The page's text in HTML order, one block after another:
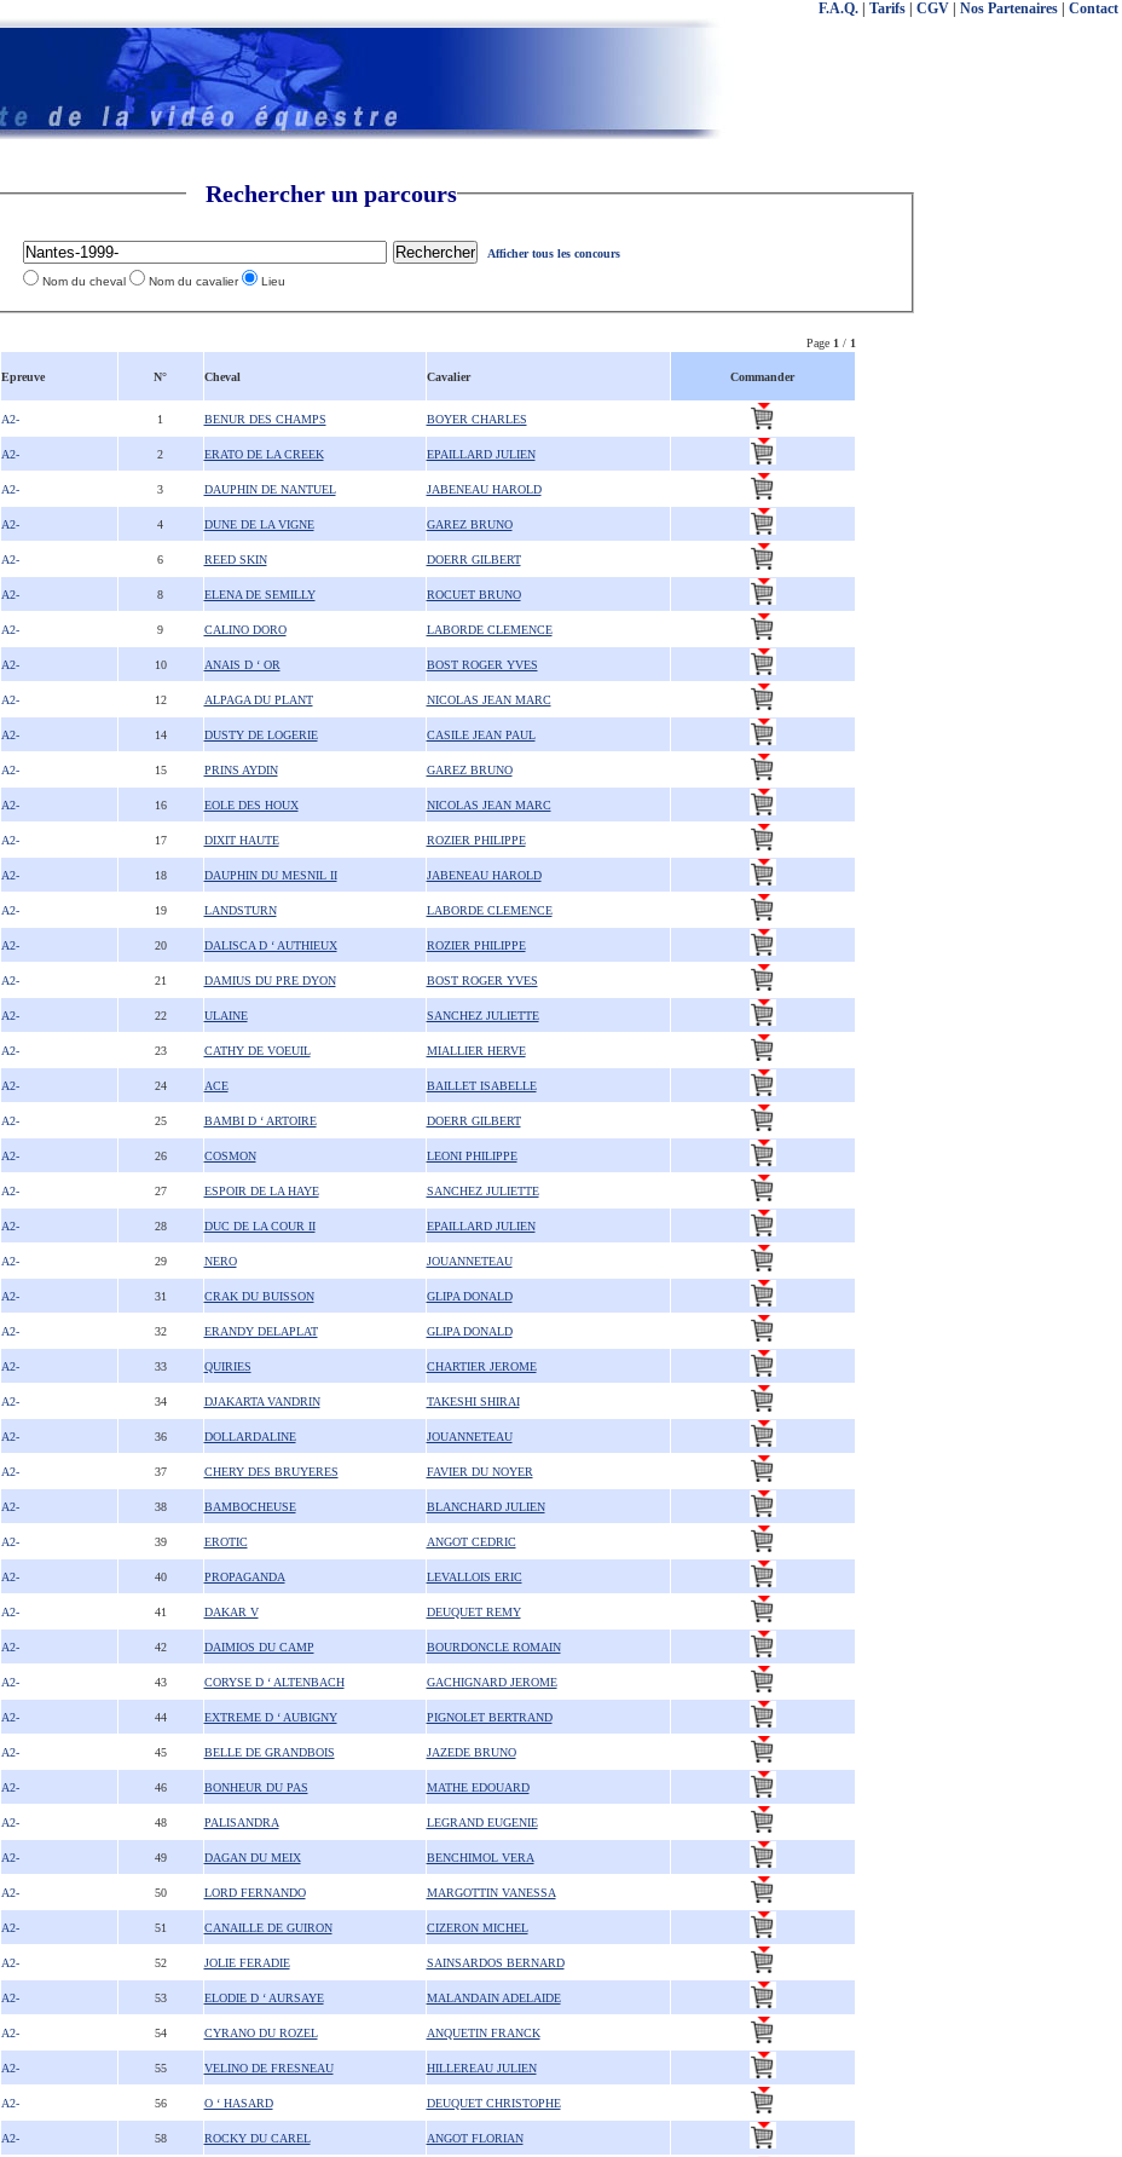
F.A.Q. Tarifs CGV Nos Partenaires Contact
Rechercher un parcours
Afficher tous les concours
Nom du cheval Nom du cavalier Lieu
Page 1 / 1
Epreuve N° Cheval Cavalier Commander
A2- 1 BENUR DES CHAMPS BOYER CHARLES
A2- 2 ERATO DE LA CREEK EPAILLARD JULIEN
A2- 3 DAUPHIN DE NANTUEL JABENEAU HAROLD
A2- 4 DUNE DE LA VIGNE GAREZ BRUNO
A2- 6 REED SKIN DOERR GILBERT
A2- 8 ELENA DE SEMILLY ROCUET BRUNO
A2- 9 CALINO DORO LABORDE CLEMENCE
A2- 10 ANAIS D ‘ OR BOST ROGER YVES
A2- 12 ALPAGA DU PLANT NICOLAS JEAN MARC
A2- 14 DUSTY DE LOGERIE CASILE JEAN PAUL
A2- 15 PRINS AYDIN GAREZ BRUNO
A2- 16 EOLE DES HOUX NICOLAS JEAN MARC
A2- 17 DIXIT HAUTE ROZIER PHILIPPE
A2- 18 DAUPHIN DU MESNIL II JABENEAU HAROLD
A2- 19 LANDSTURN LABORDE CLEMENCE
A2- 20 DALISCA D ‘ AUTHIEUX ROZIER PHILIPPE
A2- 21 DAMIUS DU PRE DYON BOST ROGER YVES
A2- 22 ULAINE SANCHEZ JULIETTE
A2- 23 CATHY DE VOEUIL MIALLIER HERVE
A2- 24 ACE BAILLET ISABELLE
A2- 25 BAMBI D ‘ ARTOIRE DOERR GILBERT
A2- 26 COSMON LEONI PHILIPPE
A2- 27 ESPOIR DE LA HAYE SANCHEZ JULIETTE
A2- 28 DUC DE LA COUR II EPAILLARD JULIEN
A2- 29 NERO JOUANNETEAU
A2- 31 CRAK DU BUISSON GLIPA DONALD
A2- 32 ERANDY DELAPLAT GLIPA DONALD
A2- 33 QUIRIES CHARTIER JEROME
A2- 34 DJAKARTA VANDRIN TAKESHI SHIRAI
A2- 36 DOLLARDALINE JOUANNETEAU
A2- 37 CHERY DES BRUYERES FAVIER DU NOYER
A2- 38 BAMBOCHEUSE BLANCHARD JULIEN
A2- 39 EROTIC ANGOT CEDRIC
A2- 40 PROPAGANDA LEVALLOIS ERIC
A2- 41 DAKAR V DEUQUET REMY
A2- 42 DAIMIOS DU CAMP BOURDONCLE ROMAIN
A2- 43 CORYSE D ‘ ALTENBACH GACHIGNARD JEROME
A2- 44 EXTREME D ‘ AUBIGNY PIGNOLET BERTRAND
A2- 45 BELLE DE GRANDBOIS JAZEDE BRUNO
A2- 46 BONHEUR DU PAS MATHE EDOUARD
A2- 48 PALISANDRA LEGRAND EUGENIE
A2- 49 DAGAN DU MEIX BENCHIMOL VERA
A2- 50 LORD FERNANDO MARGOTTIN VANESSA
A2- 51 CANAILLE DE GUIRON CIZERON MICHEL
A2- 52 JOLIE FERADIE SAINSARDOS BERNARD
A2- 53 ELODIE D ‘ AURSAYE MALANDAIN ADELAIDE
A2- 54 CYRANO DU ROZEL ANQUETIN FRANCK
A2- 55 VELINO DE FRESNEAU HILLEREAU JULIEN
A2- 56 O ‘ HASARD DEUQUET CHRISTOPHE
A2- 58 ROCKY DU CAREL ANGOT FLORIAN